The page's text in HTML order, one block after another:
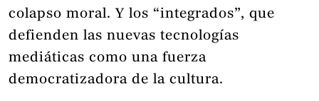
colapso moral. Y los “integrados”, que
defienden las nuevas tecnologías
mediáticas como una fuerza
democratizadora de la cultura.